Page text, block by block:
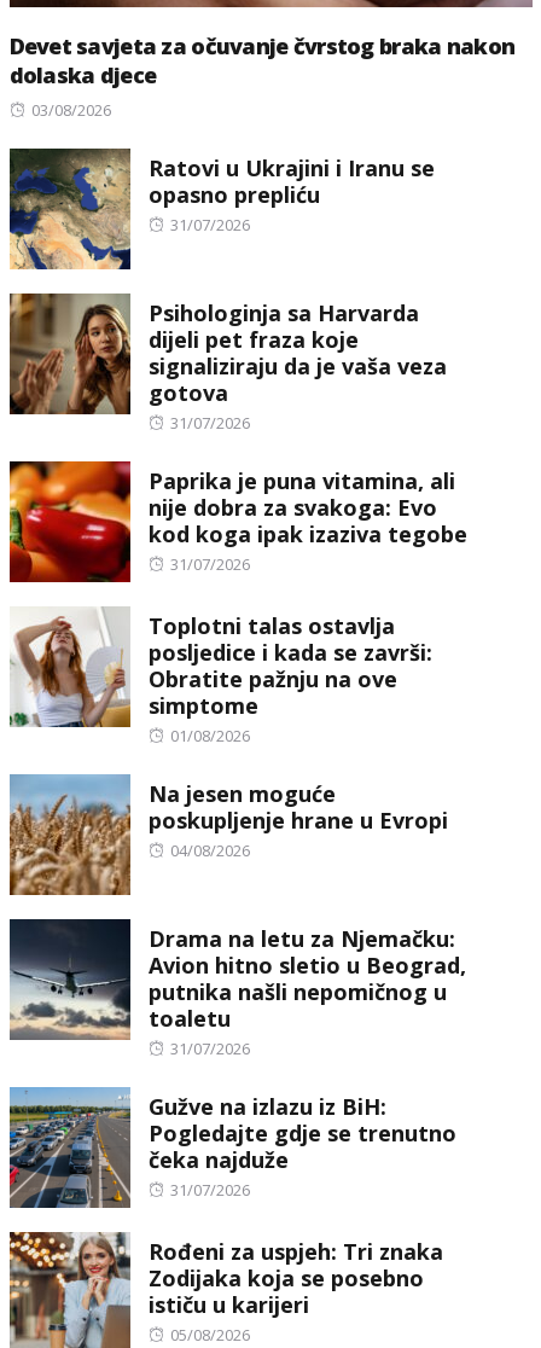
Devet savjeta za očuvanje čvrstog braka nakon
dolaska djece
Posted
03/08/2026
Ratovi u Ukrajini i Iranu se
opasno prepliću
Posted
31/07/2026
Psihologinja sa Harvarda
dijeli pet fraza koje
signaliziraju da je vaša veza
gotova
Posted
31/07/2026
Paprika je puna vitamina, ali
nije dobra za svakoga: Evo
kod koga ipak izaziva tegobe
Posted
31/07/2026
Toplotni talas ostavlja
posljedice i kada se završi:
Obratite pažnju na ove
simptome
Posted
01/08/2026
Na jesen moguće
poskupljenje hrane u Evropi
Posted
04/08/2026
Drama na letu za Njemačku:
Avion hitno sletio u Beograd,
putnika našli nepomičnog u
toaletu
Posted
31/07/2026
Gužve na izlazu iz BiH:
Pogledajte gdje se trenutno
čeka najduže
Posted
31/07/2026
Rođeni za uspjeh: Tri znaka
Zodijaka koja se posebno
ističu u karijeri
Posted
05/08/2026